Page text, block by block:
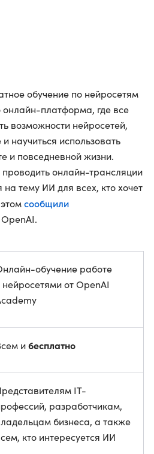
обучение по нейросетям
платформа, где все
возможности нейросетей,
научиться использовать
и повседневной жизни.
онлайн-трансляции
тему ИИ для всех, кто хочет
сообщили
обучение работе
нейросетями от OpenAI
ибесплатно
IT-
разработчикам,
бизнеса, а также
кто интересуется ИИ